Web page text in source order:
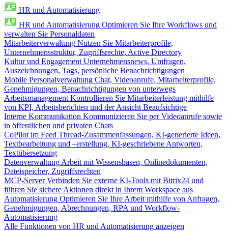
HR und Automatisierung
HR und Automatisierung Optimieren Sie Ihre Workflows und
verwalten Sie Personaldaten
Mitarbeiterverwaltung Nutzen Sie Mitarbeiterprofile,
Unternehmensstruktur, Zugriffsrechte, Active Directory
Kultur und Engagement Unternehmensnews, Umfragen,
Auszeichnungen, Tags, persönliche Benachrichtigungen
Mobile Personalverwaltung Chat, Videoanrufe, Mitarbeiterprofile,
Genehmigungen, Benachrichtigungen von unterwegs
Arbeitsmanagement Kontrollieren Sie Mitarbeiterleistung mithilfe
von KPI, Arbeitsberichten und der Ansicht Beaufsichtige
Interne Kommunikation Kommunizieren Sie per Videoanrufe sowie
in öffentlichen und privaten Chats
CoPilot im Feed Thread-Zusammenfassungen, KI-generierte Ideen,
Textbearbeitung und –erstellung, KI-geschriebene Antworten,
Textübersetzung
Datenverwaltung Arbeit mit Wissensbasen, Onlinedokumenten,
Dateispeicher, Zugriffsrechten
MCP-Server Verbinden Sie externe KI-Tools mit Bitrix24 und
führen Sie sichere Aktionen direkt in Ihrem Workspace aus
Automatisierung Optimieren Sie Ihre Arbeit mithilfe von Anfragen,
Genehmigungen, Abrechnungen, RPA und Workflow-
Automatisierung
Alle Funktionen von HR und Automatisierung anzeigen